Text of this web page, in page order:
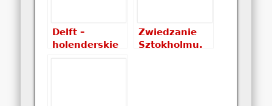
Delft –
holenderskie
Zwiedzanie
Sztokholmu.